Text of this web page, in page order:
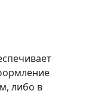
либо в